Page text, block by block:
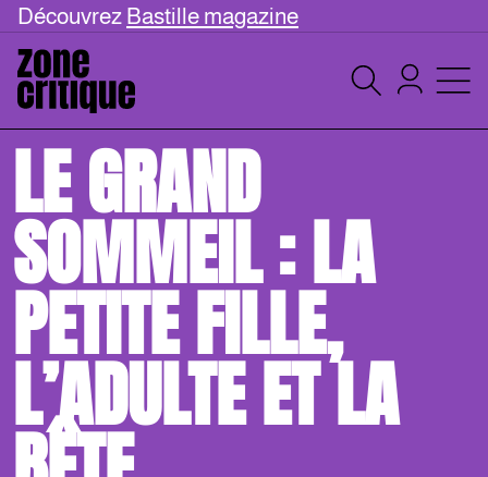
Découvrez Bastille magazine
LE GRAND
SOMMEIL : LA
PETITE FILLE,
L’ADULTE ET LA